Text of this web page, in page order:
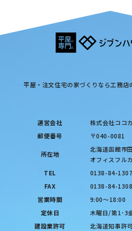
平屋・注文住宅の家づくりなら工務店
運営会社
株式会社ココ
郵便番号
〒040-0081
所在地
北海道函館市
オフィスフル
TEL
0138-84-1307
FAX
0138-84-1308
営業時間
9:00〜18:00
定休日
木曜日/第1･3
建設業許可
北海道知事許